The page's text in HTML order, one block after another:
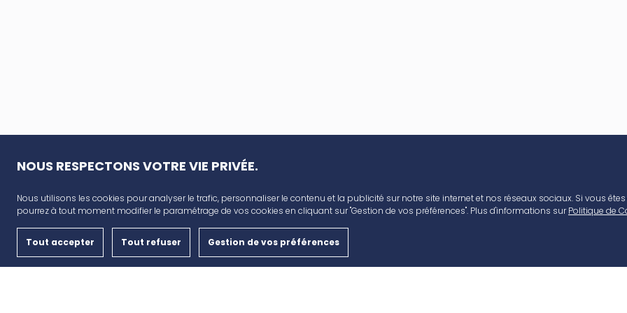
AVANT CAP
Plan de campagne, CD6, 13480 Cabriès
Nous contacter
AVANT CAP & VOUS
Accès
Horaires
Boutiques & Restaurants
CONTACT
Nous contacter
NOUS RESPECTONS VOTRE VIE PRIVÉE.
Nous utilisons les cookies pour analyser le trafic, personnaliser le contenu et la publicité sur notre site internet et nos réseaux sociaux. Si vous
pourrez à tout moment modifier le paramétrage de vos cookies en cliquant sur "Gestion de vos préférences". Plus d'informations surPolitique de
Tout accepter Tout refuser Gestion de vos préférences